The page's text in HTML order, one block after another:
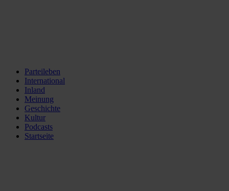
Parteileben
International
Inland
Meinung
Geschichte
Kultur
Podcasts
Startseite